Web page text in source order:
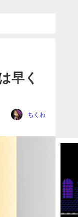
早く
ちくわ